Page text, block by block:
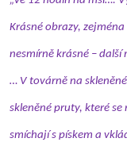
Krásné obrazy,
nesmírně krásné – další
… V továrně na
skleněné pruty, které
smíchají s pískem a